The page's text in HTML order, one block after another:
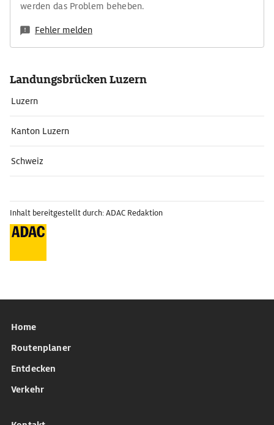
werden das Problem beheben.
Fehler melden
Landungsbrücken Luzern
Luzern
Kanton Luzern
Schweiz
Inhalt bereitgestellt durch: ADAC Redaktion
Home
Routenplaner
Entdecken
Verkehr